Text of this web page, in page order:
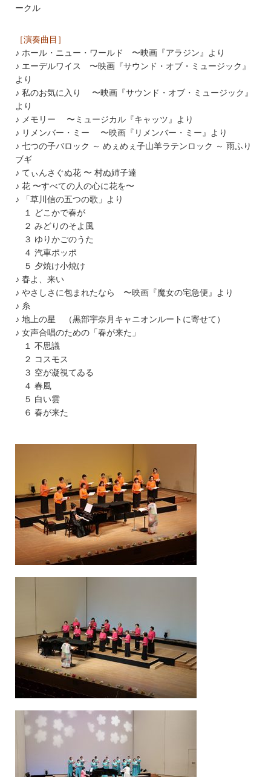
ークル
［演奏曲目］
♪ ホール・ニュー・ワールド 〜映画『アラジン』より
♪ エーデルワイス 〜映画『サウンド・オブ・ミュージック』
より
♪ 私のお気に入り 〜映画『サウンド・オブ・ミュージック』
より
♪ メモリー 〜ミュージカル『キャッツ』より
♪ リメンバー・ミー 〜映画『リメンバー・ミー』より
♪ 七つの子バロック ～ めぇめぇ子山羊ラテンロック ～ 雨ふり
ブギ
♪ てぃんさぐぬ花 〜 村ぬ姉子達
♪ 花 〜すべての人の心に花を〜
♪ 「草川信の五つの歌」より
１ どこかで春が
２ みどりのそよ風
３ ゆりかごのうた
４ 汽車ポッポ
５ 夕焼け小焼け
♪ 春よ、来い
♪ やさしさに包まれたなら 〜映画『魔女の宅急便』より
♪ 糸
♪ 地上の星 （黒部宇奈月キャニオンルートに寄せて）
♪ 女声合唱のための「春が来た」
１ 不思議
２ コスモス
３ 空が凝視てゐる
４ 春風
５ 白い雲
６ 春が来た